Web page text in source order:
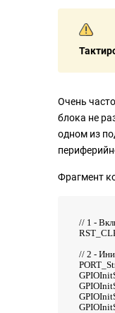
Очень
блока не
одном из
Фрагмент
// 1 -
// 2 -